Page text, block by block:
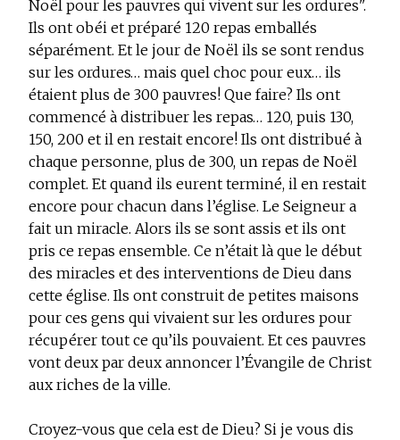
Noël pour les pauvres qui vivent sur les ordures".
Ils ont obéi et préparé 120 repas emballés
séparément. Et le jour de Noël ils se sont rendus
sur les ordures… mais quel choc pour eux… ils
étaient plus de 300 pauvres! Que faire? Ils ont
commencé à distribuer les repas… 120, puis 130,
150, 200 et il en restait encore! Ils ont distribué à
chaque personne, plus de 300, un repas de Noël
complet. Et quand ils eurent terminé, il en restait
encore pour chacun dans l’église. Le Seigneur a
fait un miracle. Alors ils se sont assis et ils ont
pris ce repas ensemble. Ce n’était là que le début
des miracles et des interventions de Dieu dans
cette église. Ils ont construit de petites maisons
pour ces gens qui vivaient sur les ordures pour
récupérer tout ce qu’ils pouvaient. Et ces pauvres
vont deux par deux annoncer l’Évangile de Christ
aux riches de la ville.
Croyez-vous que cela est de Dieu? Si je vous dis